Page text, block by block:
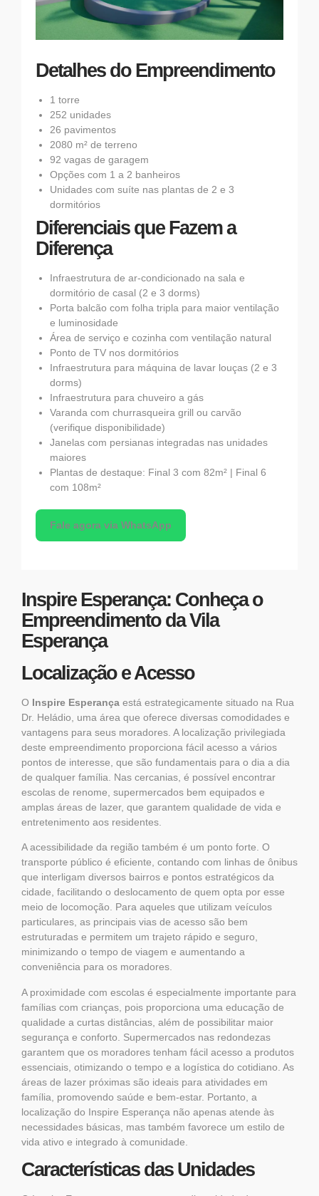
Detalhes do Empreendimento
1 torre
252 unidades
26 pavimentos
2080 m² de terreno
92 vagas de garagem
Opções com 1 a 2 banheiros
Unidades com suíte nas plantas de 2 e 3
dormitórios
Diferenciais que Fazem a
Diferença
Infraestrutura de ar-condicionado na sala e
dormitório de casal (2 e 3 dorms)
Porta balcão com folha tripla para maior ventilação
e luminosidade
Área de serviço e cozinha com ventilação natural
Ponto de TV nos dormitórios
Infraestrutura para máquina de lavar louças (2 e 3
dorms)
Infraestrutura para chuveiro a gás
Varanda com churrasqueira grill ou carvão
(verifique disponibilidade)
Janelas com persianas integradas nas unidades
maiores
Plantas de destaque: Final 3 com 82m² | Final 6
com 108m²
Fale agora via WhatsApp
Inspire Esperança: Conheça o
Empreendimento da Vila
Esperança
Localização e Acesso
O Inspire Esperança está estrategicamente situado na Rua
Dr. Heládio, uma área que oferece diversas comodidades e
vantagens para seus moradores. A localização privilegiada
deste empreendimento proporciona fácil acesso a vários
pontos de interesse, que são fundamentais para o dia a dia
de qualquer família. Nas cercanias, é possível encontrar
escolas de renome, supermercados bem equipados e
amplas áreas de lazer, que garantem qualidade de vida e
entretenimento aos residentes.
A acessibilidade da região também é um ponto forte. O
transporte público é eficiente, contando com linhas de ônibus
que interligam diversos bairros e pontos estratégicos da
cidade, facilitando o deslocamento de quem opta por esse
meio de locomoção. Para aqueles que utilizam veículos
particulares, as principais vias de acesso são bem
estruturadas e permitem um trajeto rápido e seguro,
minimizando o tempo de viagem e aumentando a
conveniência para os moradores.
A proximidade com escolas é especialmente importante para
famílias com crianças, pois proporciona uma educação de
qualidade a curtas distâncias, além de possibilitar maior
segurança e conforto. Supermercados nas redondezas
garantem que os moradores tenham fácil acesso a produtos
essenciais, otimizando o tempo e a logística do cotidiano. As
áreas de lazer próximas são ideais para atividades em
família, promovendo saúde e bem-estar. Portanto, a
localização do Inspire Esperança não apenas atende às
necessidades básicas, mas também favorece um estilo de
vida ativo e integrado à comunidade.
Características das Unidades